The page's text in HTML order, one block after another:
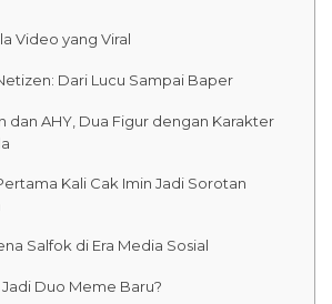
Video yang Viral
Dari Lucu Sampai Baper
dan AHY, Dua Figur dengan Karakter
Kali Cak Imin Jadi Sorotan
Salfok di Era Media Sosial
Duo Meme Baru?